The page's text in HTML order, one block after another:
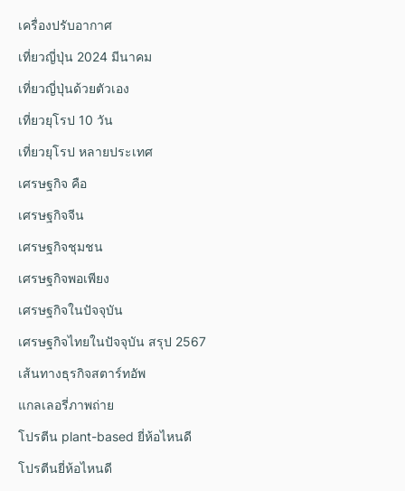
เครื่องปรับอากาศ
เที่ยวญี่ปุ่น 2024 มีนาคม
เที่ยวญี่ปุ่นด้วยตัวเอง
เที่ยวยุโรป 10 วัน
เที่ยวยุโรป หลายประเทศ
เศรษฐกิจ คือ
เศรษฐกิจจีน
เศรษฐกิจชุมชน
เศรษฐกิจพอเพียง
เศรษฐกิจในปัจจุบัน
เศรษฐกิจไทยในปัจจุบัน สรุป 2567
เส้นทางธุรกิจสตาร์ทอัพ
แกลเลอรี่ภาพถ่าย
โปรตีน plant-based ยี่ห้อไหนดี
โปรตีนยี่ห้อไหนดี